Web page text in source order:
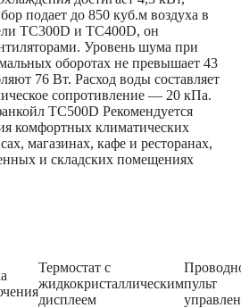
подает до 850 куб.м воздуха в
TC300D и TC400D, он
Уровень шума при
оборотах не превышает 43
76 Вт. Расход воды составляет
сопротивление — 20 кПа.
TC500D Рекомендуется
комфортных климатических
магазинах, кафе и ресторанах,
и складских помещениях
Термостат с
жидкокристаллическим
дисплеем
пульт